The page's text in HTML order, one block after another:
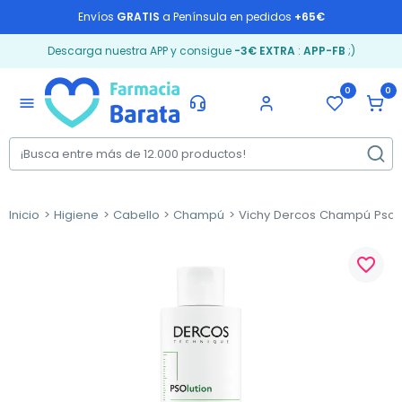
Envíos GRATIS a Península en pedidos +65€
Descarga nuestra APP y consigue -3€ EXTRA: APP-FB ;)
menu
0 0
Inicio Higiene Cabello Champú Vichy Dercos Champú
favorite_border